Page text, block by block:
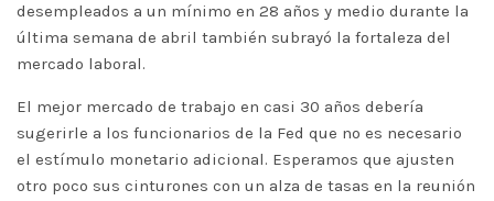
desempleados a un mínimo en 28 años y medio durante la
última semana de abril también subrayó la fortaleza del
mercado laboral.
El mejor mercado de trabajo en casi 30 años debería
sugerirle a los funcionarios de la Fed que no es necesario
el estímulo monetario adicional. Esperamos que ajusten
otro poco sus cinturones con un alza de tasas en la reunión